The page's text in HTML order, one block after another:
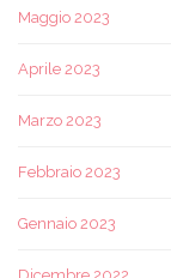
Maggio 2023
Aprile 2023
Marzo 2023
Febbraio 2023
Gennaio 2023
Dicembre 2022